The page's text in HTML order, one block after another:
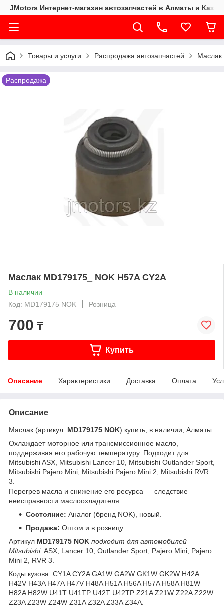
JMotors Интернет-магазин автозапчастей в Алматы и
Товары и услуги Распродажа автозапчастей Маслак
Распродажа
Маслак MD179175_ NOK H57A CY2A
В наличии
Код: MD179175 NOK
Розница
700 ₸
Купить
Описание Характеристики Доставка Оплата
Описание
Маслак (артикул: MD179175 NOK) купить, в наличии, Алматы.
Охлаждает моторное или трансмиссионное масло,
поддерживая его рабочую температуру. Подходит для
Mitsubishi ASX, Mitsubishi Lancer 10, Mitsubishi Outlander Sport,
Mitsubishi Pajero Mini, Mitsubishi Pajero Mini 2, Mitsubishi RVR
3.
Перегрев масла и снижение его ресурса — следствие
неисправности маслоохладителя.
Состояние: Аналог (бренд NOK), новый.
Продажа: Оптом и в розницу.
Артикул MD179175 NOK подходит для автомобилей
Mitsubishi:ASX, Lancer 10, Outlander Sport, Pajero Mini, Pajero
Mini 2, RVR 3.
Коды кузова: CY1A CY2A GA1W GA2W GK1W GK2W H42A
H42V H43A H47A H47V H48A H51A H56A H57A H58A H81W
H82A H82W U41T U41TP U42T U42TP Z21A Z21W Z22A Z22W
Z23A Z23W Z24W Z31A Z32A Z33A Z34A.